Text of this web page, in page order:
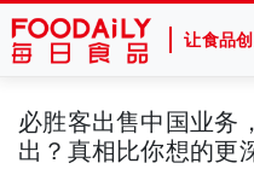
让食品
必胜客出售中国业务
出？真相比你想的更